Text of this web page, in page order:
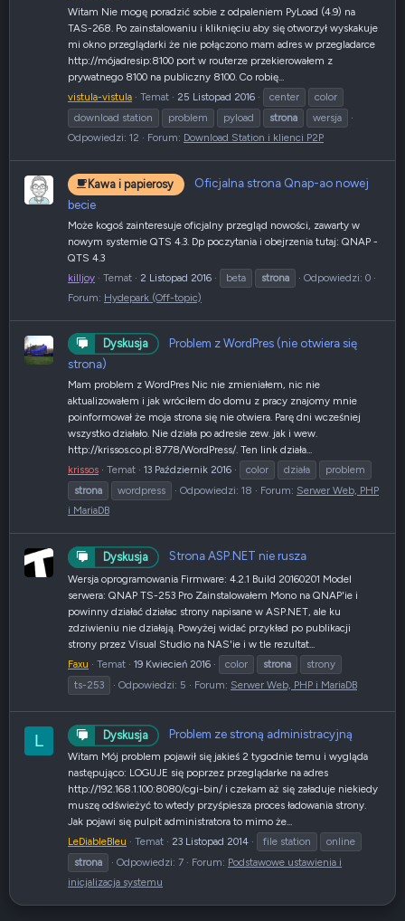
Witam Nie mogę poradzić sobie z odpaleniem PyLoad (4.9) na
TAS-268. Po zainstalowaniu i kliknięciu aby się otworzył wyskakuje
mi okno przeglądarki że nie połączono mam adres w przegladarce
http://mójadresip:8100 port w routerze przekierowałem z
prywatnego 8100 na publiczny 8100. Co robię...
vistula-vistula
Temat 25 Listopad 2016 center
color
download station
problem pyload strona
wersja
Odpowiedzi: 12
Forum: Download Station i klienci P2P
Kawa i papierosy
Oficjalna strona Qnap-ao nowej
becie
Może kogoś zainteresuje oficjalny przegląd nowości, zawarty w
nowym systemie QTS 4.3. Dp poczytania i obejrzenia tutaj: QNAP -
QTS 4.3
killjoy
Temat 2 Listopad 2016 beta strona
Odpowiedzi: 0
Forum: Hydepark (Off-topic)
Dyskusja
Problem z WordPres (nie otwiera się
strona)
Mam problem z WordPres Nic nie zmieniałem, nic nie
aktualizowałem i jak wróciłem do domu z pracy znajomy mnie
poinformował że moja strona się nie otwiera. Parę dni wcześniej
wszystko działało. Nie działa po adresie zew. jak i wew.
http://krissos.co.pl:8778/WordPress/. Ten link działa...
krissos
Temat 13 Październik 2016 color działa
problem
strona
wordpress Odpowiedzi: 18 Forum: Serwer Web, PHP
i MariaDB
Dyskusja Strona ASP.NET nie rusza
Wersja oprogramowania Firmware: 4.2.1 Build 20160201 Model
serwera: QNAP TS-253 Pro Zainstalowałem Mono na QNAP'ie i
powinny działać działac strony napisane w ASP.NET, ale ku
zdziwieniu nie działają. Powyżej widać przykład po publikacji
strony przez Visual Studio na NAS'ie i w tle rezultat...
Faxu
Temat 19 Kwiecień 2016 color strona
strony
ts-253
Odpowiedzi: 5 Forum: Serwer Web, PHP i MariaDB
L Dyskusja Problem ze stroną administracyjną
Witam Mój problem pojawił się jakieś 2 tygodnie temu i wygląda
następująco: LOGUJE się poprzez przeglądarke na adres
http://192.168.1.100:8080/cgi-bin/ i czekam aż się załaduje niekiedy
muszę odświeżyć to wtedy przyśpiesza proces ładowania strony.
Jak pojawi się pulpit administratora to mimo że...
LeDiableBleu
Temat 23 Listopad 2014 file station
online
strona
Odpowiedzi: 7 Forum: Podstawowe ustawienia i
inicjalizacja systemu